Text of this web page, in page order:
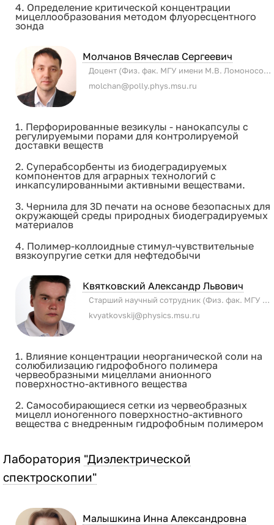
4. Определение критической концентрации
мицеллообразования методом флуоресцентного
зонда
Молчанов Вячеслав Сергеевич
Доцент (Физ. фак. МГУ имени М.В. Ломоносова)
molchan@polly.phys.msu.ru
1. Перфорированные везикулы - нанокапсулы с
регулируемыми порами для контролируемой
доставки веществ
2. Суперабсорбенты из биодеградируемых
компонентов для аграрных технологий с
инкапсулированными активными веществами.
3. Чернила для 3D печати на основе безопасных для
окружающей среды природных биодеградируемых
материалов
4. Полимер-коллоидные стимул-чувствительные
вязкоупругие сетки для нефтедобычи
Квятковский Александр Львович
Старший научный сотрудник (Физ. фак. МГУ имени М.В. Ломоносова)
kvyatkovskij@physics.msu.ru
1. Влияние концентрации неорганической соли на
солюбилизацию гидрофобного полимера
червеобразными мицеллами анионного
поверхностно-активного вещества
2. Самособирающиеся сетки из червеобразных
мицелл ионогенного поверхностно-активного
вещества с внедренным гидрофобным полимером
Лаборатория "Диэлектрической
спектроскопии"
Малышкина Инна Александровна